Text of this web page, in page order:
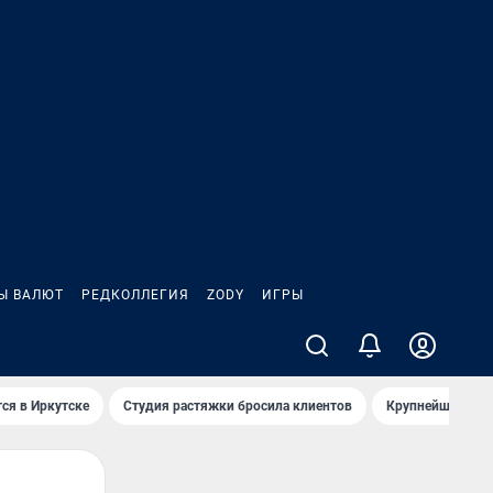
ВАЛЮТ РЕДКОЛЛЕГИЯ ZODY ИГРЫ
в Иркутске Студия растяжки бросила клиентов Крупнейшие